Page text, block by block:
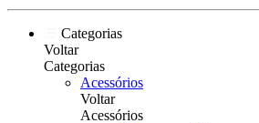
Categorias
Voltar
Categorias
Acessórios
Voltar
Acessórios